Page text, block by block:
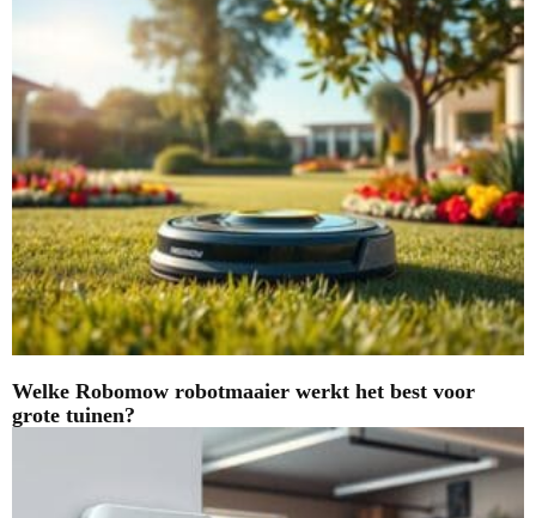
Welke Robomow robotmaaier werkt het best voor
grote tuinen?